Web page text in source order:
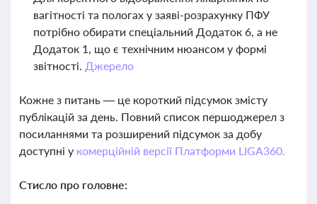
вагітності та пологах у заяві-розрахунку ПФУ
потрібно обирати спеціальний Додаток 6, а не
Додаток 1, що є технічним нюансом у формі
звітності. Джерело
Кожне з питань — це короткий підсумок змісту
публікацій за день. Повний список першоджерел з
посиланнями та розширений підсумок за добу
доступні у комерційній версії Платформи LIGA360.
Стисло про головне: